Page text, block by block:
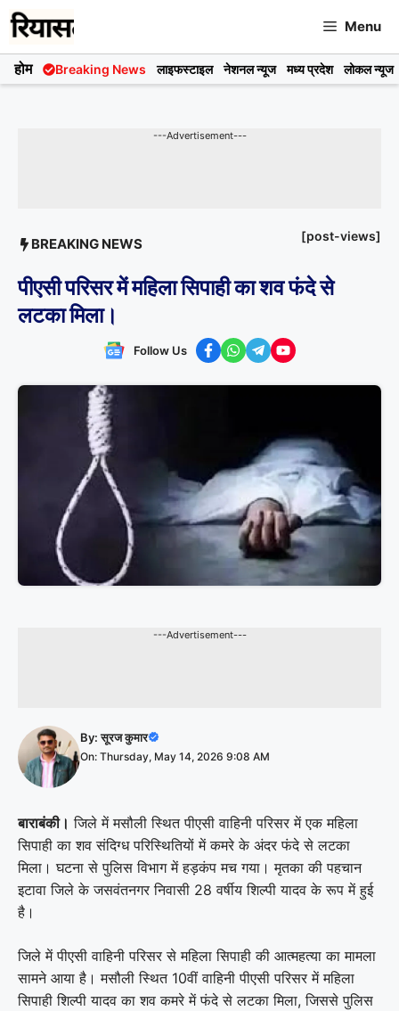
Skip
to
content
Menu
होम Breaking News लाइफस्टाइल नेशनल न्यूज मध्य प्रदेश लोकल न्यूज
---Advertisement---
BREAKING NEWS [post-views]
पीएसी परिसर में महिला सिपाही का शव फंदे से
लटका मिला।
Follow Us
---Advertisement---
By:सूरज कुमार
On: Thursday, May 14, 2026 9:08 AM
बाराबंकी। जिले में मसौली स्थित पीएसी वाहिनी परिसर में एक महिला
सिपाही का शव संदिग्ध परिस्थितियों में कमरे के अंदर फंदे से लटका
मिला। घटना से पुलिस विभाग में हड़कंप मच गया। मृतका की पहचान
इटावा जिले के जसवंतनगर निवासी 28 वर्षीय शिल्पी यादव के रूप में हुई
है।
जिले में पीएसी वाहिनी परिसर से महिला सिपाही की आत्महत्या का मामला
सामने आया है। मसौली स्थित 10वीं वाहिनी पीएसी परिसर में महिला
सिपाही शिल्पी यादव का शव कमरे में फंदे से लटका मिला, जिससे पुलिस